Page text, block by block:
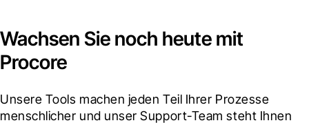
Wachsen Sie noch heute mit
Procore
Unsere Tools machen jeden Teil Ihrer Prozesse
menschlicher und unser Support-Team steht Ihnen